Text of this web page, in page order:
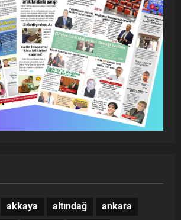
akkaya altındağ
ankara